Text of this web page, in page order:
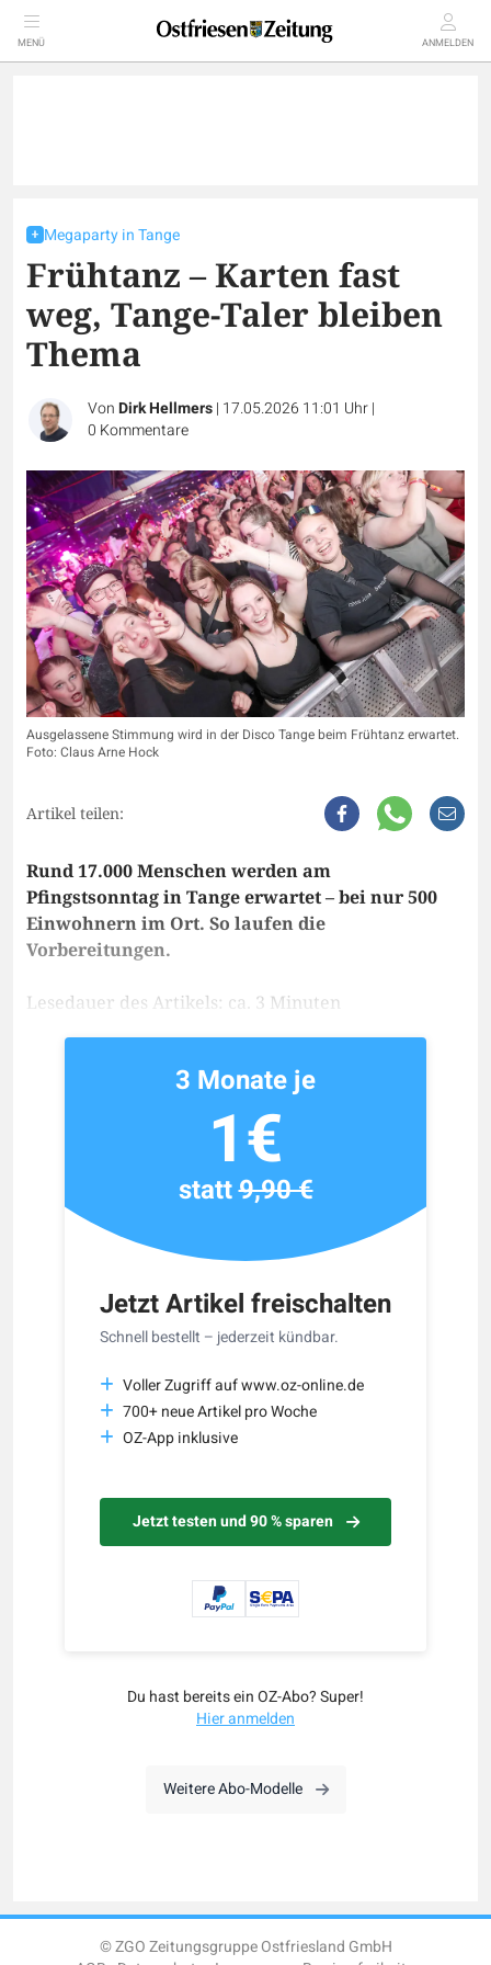
MENÜ ANMELDEN
Megaparty in Tange
Frühtanz – Karten fast
weg, Tange-Taler bleiben
Thema
VonDirk Hellmers| 17.05.2026 11:01 Uhr|
0 Kommentare
Ausgelassene Stimmung wird in der Disco Tange beim Frühtanz erwartet.
Foto: Claus Arne Hock
Artikel teilen:
Rund 17.000 Menschen werden am
Pfingstsonntag in Tange erwartet – bei nur 500
Einwohnern im Ort. So laufen die
Vorbereitungen.
Lesedauer des Artikels: ca. 3 Minuten
Jetzt Artikel freischalten
Schnell bestellt – jederzeit kündbar.
Voller Zugriff auf www.oz-online.de
700+ neue Artikel pro Woche
OZ-App inklusive
Jetzt testen und 90 % sparen
3 Monate je
1€
statt9,90 €
Du hast bereits ein OZ-Abo? Super!
Hier anmelden
Weitere Abo-Modelle
© ZGO Zeitungsgruppe Ostfriesland GmbH